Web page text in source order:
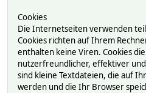
Cookies
Die Internetseiten verwenden
Cookies richten auf Ihrem
enthalten keine Viren. Cookies
nutzerfreundlicher, effektiver
sind kleine Textdateien, die auf
werden und die Ihr Browser